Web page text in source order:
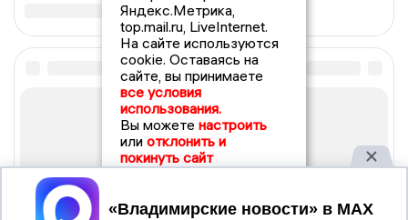
Яндекс.Метрика,
top.mail.ru, LiveInternet.
На сайте используются
cookie. Оставаясь на
сайте, вы принимаете
все условия
использования.
Вы можете настроить
или отклонить и
покинуть сайт
Принять